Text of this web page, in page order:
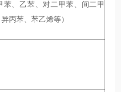
苯、乙苯、对二甲苯、间二甲
丙苯、苯乙烯等）